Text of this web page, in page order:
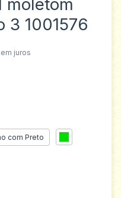
moletom
3 1001576
juros
com Preto